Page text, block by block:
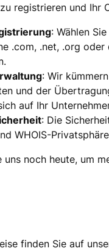
registrieren und Ihr
: Wählen
.com, .net, .org
: Wir
und der
auf Ihr
: Die
WHOIS-
uns noch heute, um
finden Sie auf